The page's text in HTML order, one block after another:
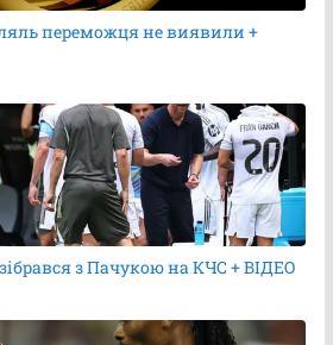
переможця не виявили +
з Пачукою на КЧС + ВІДЕО